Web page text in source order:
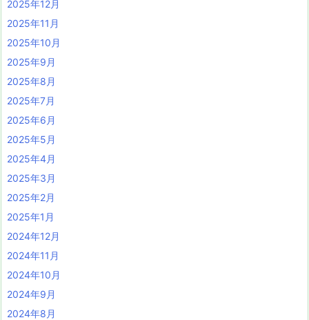
2025年12月
2025年11月
2025年10月
2025年9月
2025年8月
2025年7月
2025年6月
2025年5月
2025年4月
2025年3月
2025年2月
2025年1月
2024年12月
2024年11月
2024年10月
2024年9月
2024年8月